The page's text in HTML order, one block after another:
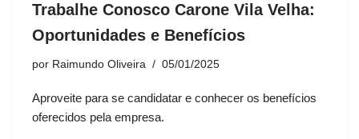
Trabalhe Conosco Carone Vila Velha:
Oportunidades e Benefícios
por Raimundo Oliveira 05/01/2025
Aproveite para se candidatar e conhecer os benefícios
oferecidos pela empresa.